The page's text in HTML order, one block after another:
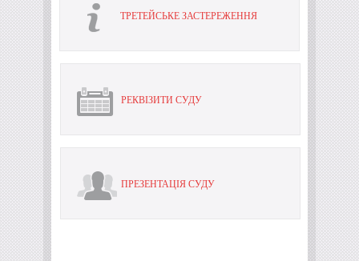
Рішення
Незалежного
суду
обов"язковими
для
виконання
не
ТРЕТЕЙСЬКЕ ЗАСТЕРЕЖЕННЯ
РЕКВІЗИТИ СУДУ
ПРЕЗЕНТАЦІЯ СУДУ